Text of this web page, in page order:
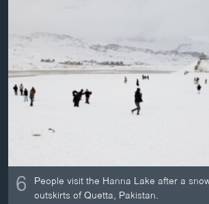
6 People visit the Hanna Lake after a
outskirts of Quetta, Pakistan.